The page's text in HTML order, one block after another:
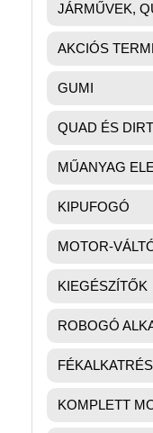
JÁRMŰVEK,
AKCIÓS
GUMI
QUAD ÉS
MŰANYAG
KIPUFOGÓ
MOTOR-
KIEGÉSZÍTŐK
ROBOGÓ
KOMPLETT